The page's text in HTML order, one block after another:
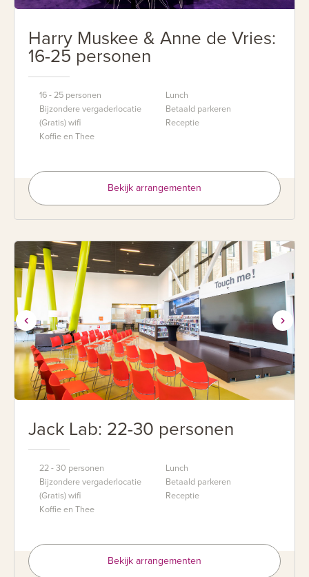
Harry Muskee & Anne de Vries:
16-25 personen
16 - 25 personen
Bijzondere vergaderlocatie
(Gratis) wifi
Koffie en Thee
Lunch
Betaald parkeren
Receptie
Bekijk arrangementen
Jack Lab: 22-30 personen
22 - 30 personen
Bijzondere vergaderlocatie
(Gratis) wifi
Koffie en Thee
Lunch
Betaald parkeren
Receptie
Bekijk arrangementen